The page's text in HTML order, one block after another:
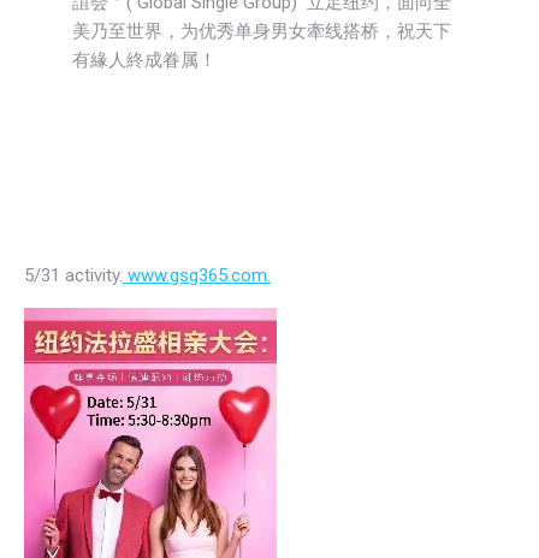
美乃至世界，为优秀单身男女牽线搭桥，祝天下
有緣人終成眷属！
5/31 activity. www.gsg365.com.